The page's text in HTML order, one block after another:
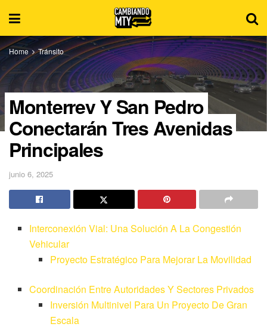
Home Tránsito
Monterrey Y San Pedro
Conectarán Tres Avenidas
Principales
junio 6, 2025
Interconexión Vial: Una Solución A La Congestión
Vehicular
Proyecto Estratégico Para Mejorar La Movilidad
Coordinación Entre Autoridades Y Sectores Privados
Inversión Multinivel Para Un Proyecto De Gran
Escala